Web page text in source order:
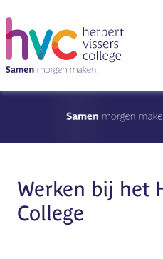
Werken bij het
College